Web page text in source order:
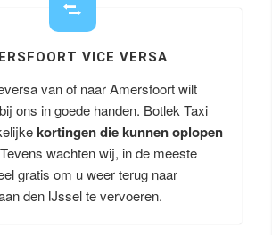
VICE VERSA
van of naar Amersfoort wilt
ons in goede handen. Botlek Taxi
kortingen die kunnen oplopen
Tevens wachten wij, in de meeste
gratis om u weer terug naar
den IJssel te vervoeren.